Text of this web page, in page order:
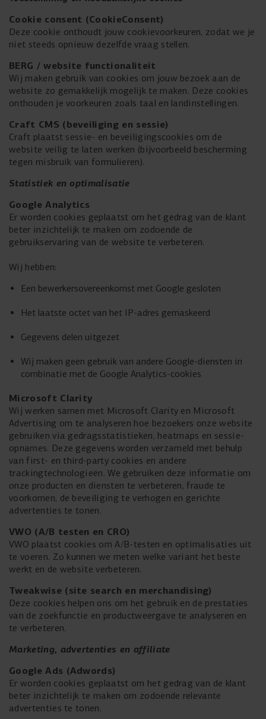
Cookie consent (CookieConsent)
Deze cookie onthoudt jouw cookievoorkeuren, zodat we je
niet steeds opnieuw dezelfde vraag stellen.
BERG / website functionaliteit
Wij maken gebruik van cookies om jouw bezoek aan de
website zo gemakkelijk mogelijk te maken. Deze cookies
onthouden je voorkeuren zoals taal en landinstellingen.
Craft CMS (beveiliging en sessie)
Craft plaatst sessie- en beveiligingscookies om de
website veilig te laten werken (bijvoorbeeld bescherming
tegen misbruik van formulieren).
Statistiek en optimalisatie
Google Analytics
Er worden cookies geplaatst om het gedrag van de klant
beter inzichtelijk te maken om zodoende de
gebruikservaring van de website te verbeteren.
Wij hebben:
Een bewerkersovereenkomst met Google gesloten
Het laatste octet van het IP-adres gemaskeerd
Gegevens delen uitgezet
Wij maken geen gebruik van andere Google-diensten in
combinatie met de Google Analytics-cookies
Microsoft Clarity
Wij werken samen met Microsoft Clarity en Microsoft
Advertising om te analyseren hoe bezoekers onze website
gebruiken via gedragsstatistieken, heatmaps en sessie-
opnames. Deze gegevens worden verzameld met behulp
van first- en third-party cookies en andere
trackingtechnologieën. We gebruiken deze informatie om
onze producten en diensten te verbeteren, fraude te
voorkomen, de beveiliging te verhogen en gerichte
advertenties te tonen.
VWO (A/B testen en CRO)
VWO plaatst cookies om A/B-testen en optimalisaties uit
te voeren. Zo kunnen we meten welke variant het beste
werkt en de website verbeteren.
Tweakwise (site search en merchandising)
Deze cookies helpen ons om het gebruik en de prestaties
van de zoekfunctie en productweergave te analyseren en
te verbeteren.
Marketing, advertenties en affiliate
Google Ads (Adwords)
Er worden cookies geplaatst om het gedrag van de klant
beter inzichtelijk te maken om zodoende relevante
advertenties te tonen.